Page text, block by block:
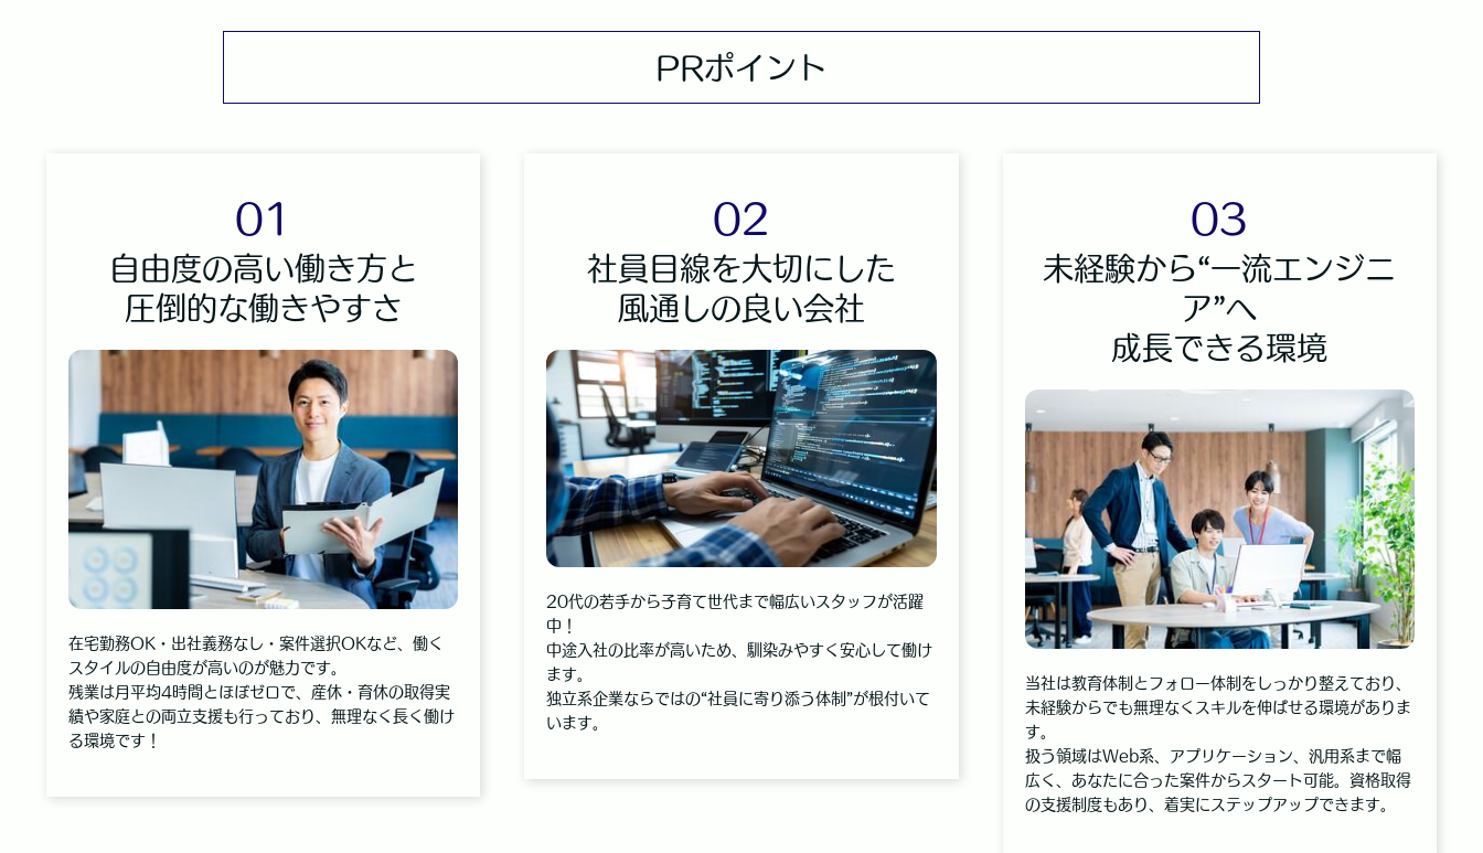
PRポイント
01
自由度の高い働き方と
圧倒的な働きやすさ
在宅勤務OK・出社義務なし・案件選択OKなど、働く
スタイルの自由度が高いのが魅力です。
残業は月平均4時間とほぼゼロで、産休・育休の取得実
績や家庭との両立支援も行っており、無理なく長く働け
る環境です！
02
社員目線を大切にした
風通しの良い会社
20代の若手から子育て世代まで幅広いスタッフが活躍
中！
中途入社の比率が高いため、馴染みやすく安心して働け
ます。
独立系企業ならではの“社員に寄り添う体制”が根付いて
います。
03
未経験から“一流エンジニ
ア”へ
成長できる環境
当社は教育体制とフォロー体制をしっかり整えており、
未経験からでも無理なくスキルを伸ばせる環境がありま
す。
扱う領域はWeb系、アプリケーション、汎用系まで幅
広く、あなたに合った案件からスタート可能。資格取得
の支援制度もあり、着実にステップアップできます。